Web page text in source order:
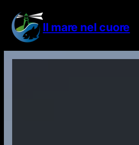
contenuto
Il mare nel cuore